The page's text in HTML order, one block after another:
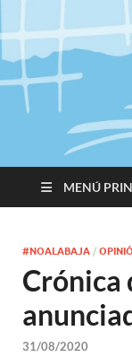
MENÚ
#NOALABAJA /
Crónica
31/08/2020